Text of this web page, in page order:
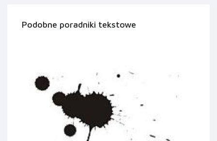
Podobne poradniki tekstowe